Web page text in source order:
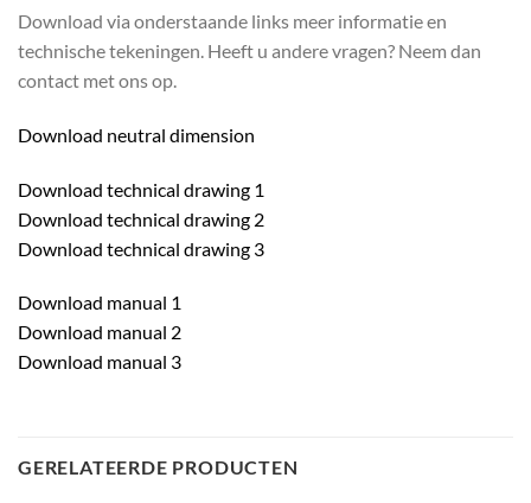
Download via onderstaande links meer informatie en
technische tekeningen. Heeft u andere vragen? Neem dan
contact met ons op.
Download neutral dimension
Download technical drawing 1
Download technical drawing 2
Download technical drawing 3
Download manual 1
Download manual 2
Download manual 3
GERELATEERDE PRODUCTEN